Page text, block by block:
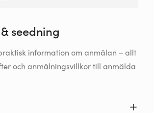
seedning
information om anmälan – allt
och anmälningsvillkor till anmälda